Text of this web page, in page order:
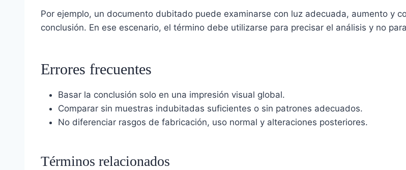
Por ejemplo, un documento dubitado puede examinarse con luz adecuada, aumento y
conclusión. En ese escenario, el término debe utilizarse para precisar el análisis y no
Errores frecuentes
Basar la conclusión solo en una impresión visual global.
Comparar sin muestras indubitadas suficientes o sin patrones adecuados.
No diferenciar rasgos de fabricación, uso normal y alteraciones posteriores.
Términos relacionados